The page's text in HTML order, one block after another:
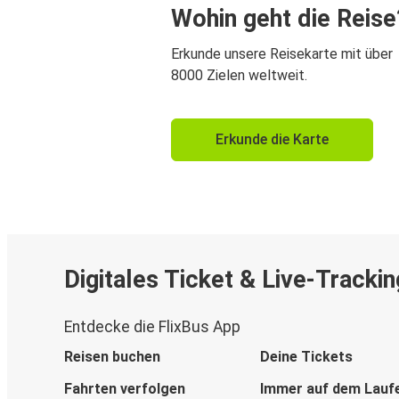
Wohin geht die
Erkunde unsere Reisekarte mit über
8000 Zielen weltweit.
Erkunde die Karte
Digitales Ticket & Live-
Entdecke die FlixBus App
Reisen buchen
Deine Tickets
Fahrten verfolgen
Immer auf dem